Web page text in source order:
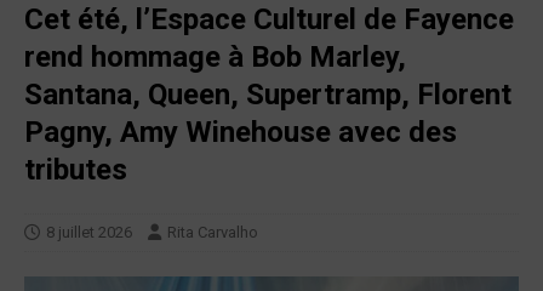
Cet été, l’Espace Culturel de Fayence
rend hommage à Bob Marley,
Santana, Queen, Supertramp, Florent
Pagny, Amy Winehouse avec des
tributes
8 juillet 2026 Rita Carvalho